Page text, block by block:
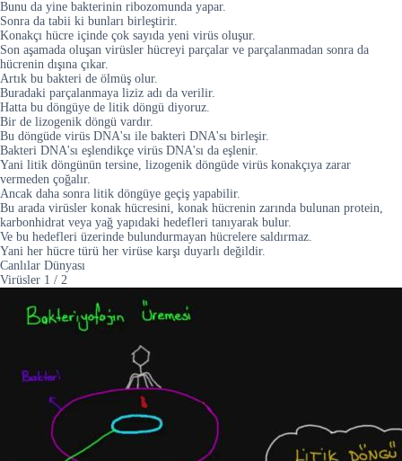
Bunu da yine bakterinin ribozomunda yapar.
Sonra da tabii ki bunları birleştirir.
Konakçı hücre içinde çok sayıda yeni virüs oluşur.
Son aşamada oluşan virüsler hücreyi parçalar ve parçalanmadan sonra da
hücrenin dışına çıkar.
Artık bu bakteri de ölmüş olur.
Buradaki parçalanmaya liziz adı da verilir.
Hatta bu döngüye de litik döngü diyoruz.
Bir de lizogenik döngü vardır.
Bu döngüde virüs DNA'sı ile bakteri DNA'sı birleşir.
Bakteri DNA'sı eşlendikçe virüs DNA'sı da eşlenir.
Yani litik döngünün tersine, lizogenik döngüde virüs konakçıya zarar
vermeden çoğalır.
Ancak daha sonra litik döngüye geçiş yapabilir.
Bu arada virüsler konak hücresini, konak hücrenin zarında bulunan protein,
karbonhidrat veya yağ yapıdaki hedefleri tanıyarak bulur.
Ve bu hedefleri üzerinde bulundurmayan hücrelere saldırmaz.
Yani her hücre türü her virüse karşı duyarlı değildir.
Canlılar Dünyası
Virüsler 1 / 2